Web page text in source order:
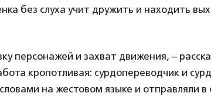
без слуха учит дружить и находить
персонажей и захват движения, –
кропотливая: сурдопереводчик и
на жестовом языке и отправляли в